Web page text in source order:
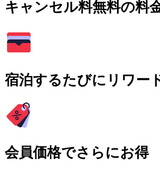
キャンセル料無料の料
宿泊するたびにリワー
会員価格でさらにお得